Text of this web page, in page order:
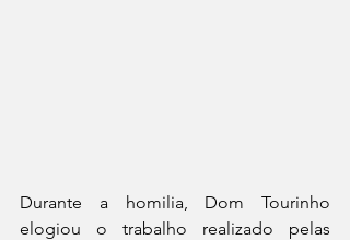
Durante a homilia, Dom Tourinho
elogiou o trabalho realizado pelas